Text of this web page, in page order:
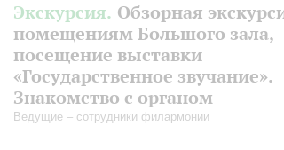
Экскурсия. Обзорная
помещениям Большого зала,
посещение выставки
«Государственное звучание».
Знакомство с органом
Ведущие – сотрудники филармонии